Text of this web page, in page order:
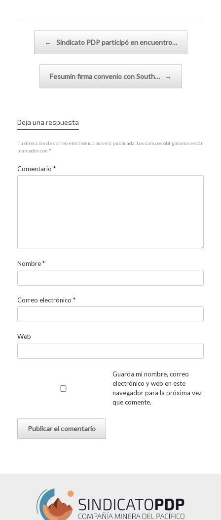
← Sindicato PDP participó en encuentro…
Fesumin firma convenio con South… →
Deja una respuesta
Tu dirección de correo electrónico no será publicada. Los campos obligatorios están
marcados con *
Comentario *
Nombre*
Correo electrónico *
Web
Guarda mi nombre, correo
electrónico y web en este
navegador para la próxima vez
que comente.